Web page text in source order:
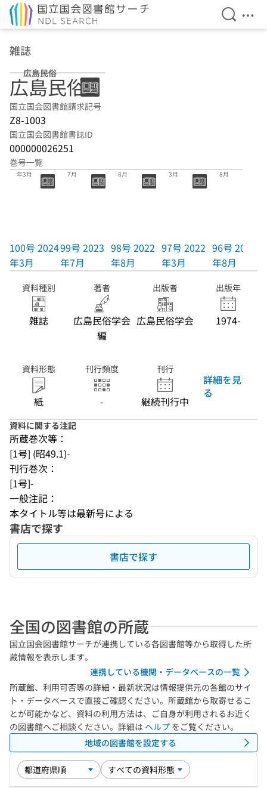
検索を
メ
雑誌
広島民俗
広島民俗
国立国会図書館請求記号
Z8-1003
国立国会図書館書誌ID
000000026251
巻号一覧
100号 2024
年3月
100号 2024
年3月
7月
99号 2023
年7月
8月
98号 2022
年8月
3月
97号 2022
年3月
8月
96号 2021
年8月
資料種別
雑誌
著者
広島民俗学会
編
出版者
広島民俗学会
出版年
1974-
資料形態
紙
刊行頻度
-
刊行
継続刊行中
詳細を見
る
資料に関する注記
所蔵巻次等：
[1号] (昭49.1)-
刊行巻次：
[1号]-
一般注記：
本タイトル等は最新号による
書店で探す
書店で探す
全国の図書館の所蔵
国立国会図書館サーチが連携している各図書館等から取得した所
蔵情報を表示します。
連携している機関・データベースの一覧
所蔵館、利用可否等の詳細・最新状況は情報提供元の各館のサイ
ト・データベースで直接ご確認ください。所蔵館から取寄せるこ
とが可能かなど、資料の利用方法は、ご自身が利用されるお近く
の図書館へご相談ください。詳細は ヘルプ をご覧ください。
地域の図書館を設定する